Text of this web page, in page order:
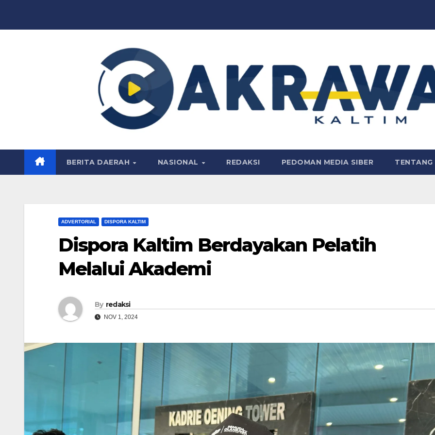
BERITA DAERAH NASIONAL REDAKSI PEDOMAN MEDIA SIBER TENTANG
ADVERTORIAL DISPORA KALTIM
Dispora Kaltim Berdayakan Pelatih
Melalui Akademi
By redaksi
NOV 1, 2024